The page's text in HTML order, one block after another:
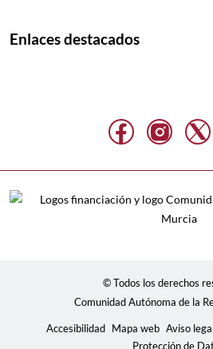
Enlaces destacados
© Todos los derechos
Comunidad Autónoma de la
Accesibilidad Mapa web Aviso
Protección de